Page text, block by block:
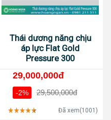
Thái dương năng chịu
áp lực Flat Gold
Pressure 300
29,000,000đ
-2% 29,500,000đ
Đã xem(1001)